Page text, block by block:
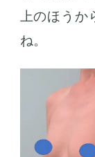
上のほう
ね。